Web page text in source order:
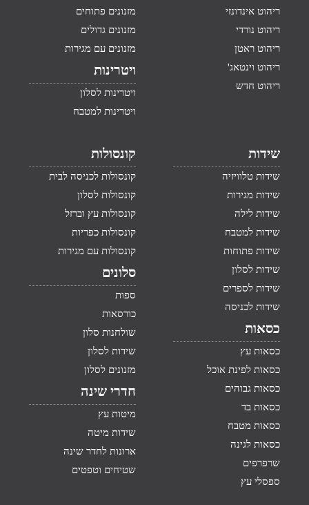
ריהוט אינדונזי
ריהוט נורדי
ריהוט ראטן
ריהוט וינטאג'
ריהוט חדש
מזנונים פתוחים
מזנונים גדולים
מזנונים עם מגירות
ויטרינות
ויטרינות לסלון
ויטרינות למטבח
שידות
שידות טלוויזיה
שידות מגירות
שידות לילה
שידות למטבח
שידות פתוחות
שידות לסלון
שידות לספרים
שידות לכניסה
כסאות
כסאות עץ
כסאות לפינת אוכל
כסאות גבוהים
כסאות בד
כסאות מטבח
כסאות לגינה
שרפרפים
ספסלי עץ
קונסולות
קונסולות לכניסה לבית
קונסולות לסלון
קונסולות עץ וברזל
קונסולות כפריות
קונסולות עם מגירות
סלונים
ספות
כורסאות
שולחנות סלון
שידות לסלון
מזנונים לסלון
חדרי שינה
מיטות עץ
שידות מיטה
ארונות לחדר שינה
שטיחים וטפטים